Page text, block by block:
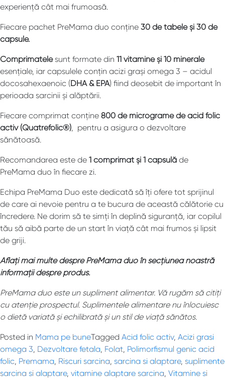
experiență cât mai frumoasă.
Fiecare pachet PreMama duo conține 30 de tabele și 30 de
capsule.
Comprimatelesunt formate din 11 vitamine și 10 minerale
esențiale, iar capsulele conțin acizi grași omega 3 – acidul
docosahexaenoic (DHA & EPA) fiind deosebit de important în
perioada sarcinii și alăptării.
Fiecare comprimat conține 800 de micrograme de acid folic
activ (Quatrefolic®), pentru a asigura o dezvoltare
sănătoasă.
Recomandarea este de 1 comprimat și 1 capsulă de
PreMama duo în fiecare zi.
Echipa PreMama Duo este dedicată să îți ofere tot sprijinul
de care ai nevoie pentru a te bucura de această călătorie cu
încredere. Ne dorim să te simți în deplină siguranță, iar copilul
tău să aibă parte de un start în viață cât mai frumos și lipsit
de griji.
Aflați mai multe despre PreMama duo în secțiunea noastră
informații despre produs.
PreMama duo este un supliment alimentar. Vă rugăm să citiți
cu atenție prospectul. Suplimentele alimentare nu înlocuiesc
o dietă variată și echilibrată și un stil de viață sănătos.
Posted in Mama pe buneTagged Acid folic activ, Acizi grasi
omega 3, Dezvoltare fetala, Folat, Polimorfismul genic acid
folic, Premama, Riscuri sarcina, sarcina si alaptare, suplimente
sarcina si alaptare, vitamine alaptare sarcina, Vitamine si